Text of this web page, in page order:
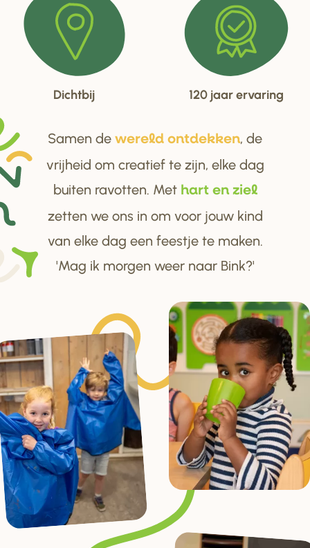
Dichtbij 120 jaar ervaring
Samen de wereld ontdekken, de
vrijheid om creatief te zijn, elke dag
buiten ravotten. Met hart en ziel
zetten we ons in om voor jouw kind
van elke dag een feestje te maken.
'Mag ik morgen weer naar Bink?'